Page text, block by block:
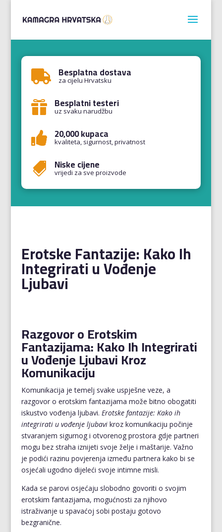
 Besplatna dostava
za cijelu Hrvatsku
 Besplatni testeri
uz svaku narudžbu
 20,000 kupaca
kvaliteta, sigurnost, privatnost
 Niske cijene
vrijedi za sve proizvode
Erotske Fantazije: Kako Ih
Integrirati u Vođenje
Ljubavi
Razgovor o Erotskim
Fantazijama: Kako Ih Integrirati
u Vođenje Ljubavi Kroz
Komunikaciju
Komunikacija je temelj svake uspješne veze, a
razgovor o erotskim fantazijama može bitno obogatiti
iskustvo vođenja ljubavi. Erotske fantazije: Kako ih
integrirati u vođenje ljubavikroz komunikaciju počinje
stvaranjem sigurnog i otvorenog prostora gdje partneri
mogu bez straha iznijeti svoje želje i maštarije. Važno
je podići razinu povjerenja između partnera kako bi se
osjećali ugodno dijeleći svoje intimne misli.
Kada se parovi osjećaju slobodno govoriti o svojim
erotskim fantazijama, mogućnosti za njihovo
istraživanje u spavaćoj sobi postaju gotovo
bezgranične.